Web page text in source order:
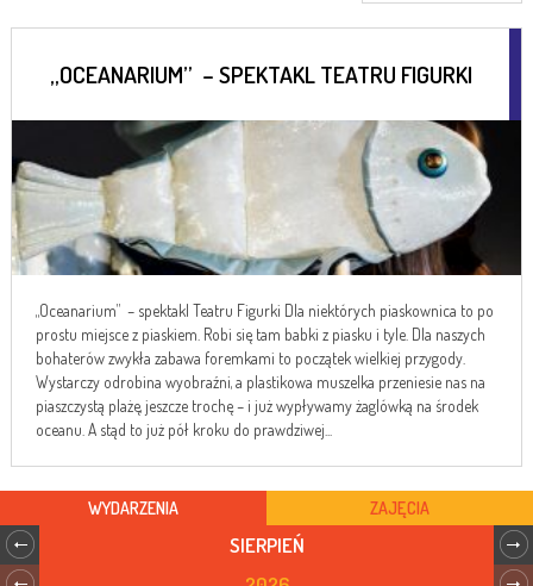
„OCEANARIUM” – SPEKTAKL TEATRU FIGURKI
„Oceanarium” – spektakl Teatru Figurki Dla niektórych piaskownica to po
prostu miejsce z piaskiem. Robi się tam babki z piasku i tyle. Dla naszych
bohaterów zwykła zabawa foremkami to początek wielkiej przygody.
Wystarczy odrobina wyobraźni, a plastikowa muszelka przeniesie nas na
piaszczystą plażę, jeszcze trochę – i już wypływamy żaglówką na środek
oceanu. A stąd to już pół kroku do prawdziwej...
WYDARZENIA ZAJĘCIA
SIERPIEŃ